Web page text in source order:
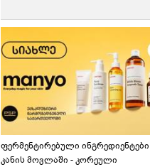
ფერმენტირებული ინგრედიენტები
კანის მოვლაში - კორეული